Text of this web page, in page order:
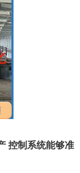
控制系统能够准